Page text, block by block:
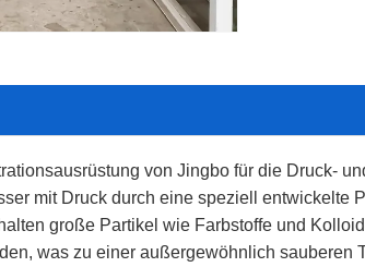
von Jingbo für die Druck-
mit Druck durch eine speziell entwickelte
große Partikel wie Farbstoffe und
was zu einer außergewöhnlich sauberen